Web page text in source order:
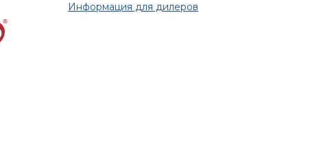
Информация для дилеров